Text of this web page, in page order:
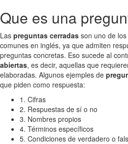
Que es una
Las preguntas cerradas son uno de los
comunes en inglés, ya que admiten
preguntas concretas. Eso sucede al
abiertas, es decir, aquellas que
elaboradas. Algunos ejemples de
que piden como respuesta:
1. Cifras
2. Respuestas de sí o no
3. Nombres propios
4. Términos específicos
5. Condiciones de verdadero o